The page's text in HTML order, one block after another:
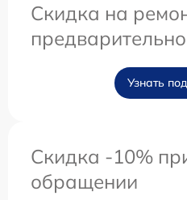
Скидка на
Узнать
Скидка -10%
обращении